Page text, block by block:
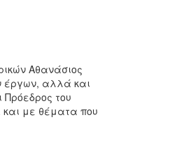
Αθανάσιος
έργων, αλλά και
του
με θέματα που